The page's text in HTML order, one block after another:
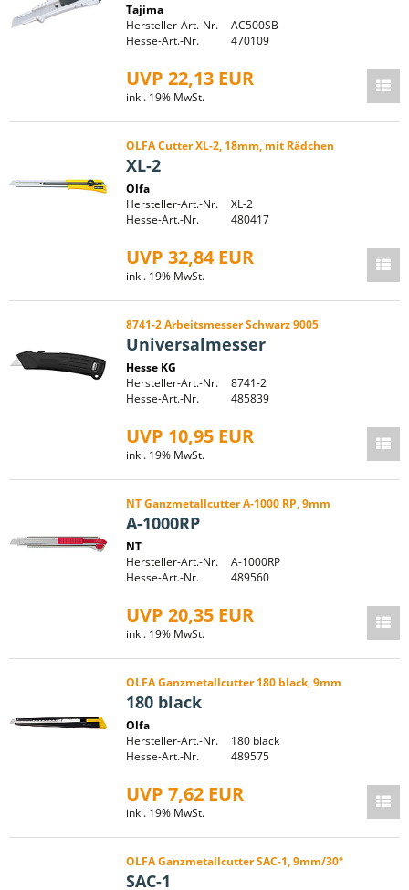
Tajima
Hersteller-Art.-Nr.
AC500SB
Hesse-Art.-Nr.
470109
UVP 22,13 EUR
inkl. 19% MwSt.
OLFA Cutter XL-2, 18mm, mit Rädchen
XL-2
Olfa
Hersteller-Art.-Nr.
XL-2
Hesse-Art.-Nr.
480417
UVP 32,84 EUR
inkl. 19% MwSt.
8741-2 Arbeitsmesser Schwarz 9005
Universalmesser
Hesse KG
Hersteller-Art.-Nr.
8741-2
Hesse-Art.-Nr.
485839
UVP 10,95 EUR
inkl. 19% MwSt.
NT Ganzmetallcutter A-1000 RP, 9mm
A-1000RP
NT
Hersteller-Art.-Nr.
A-1000RP
Hesse-Art.-Nr.
489560
UVP 20,35 EUR
inkl. 19% MwSt.
OLFA Ganzmetallcutter 180 black, 9mm
180 black
Olfa
Hersteller-Art.-Nr.
180 black
Hesse-Art.-Nr.
489575
UVP 7,62 EUR
inkl. 19% MwSt.
OLFA Ganzmetallcutter SAC-1, 9mm/30°
SAC-1